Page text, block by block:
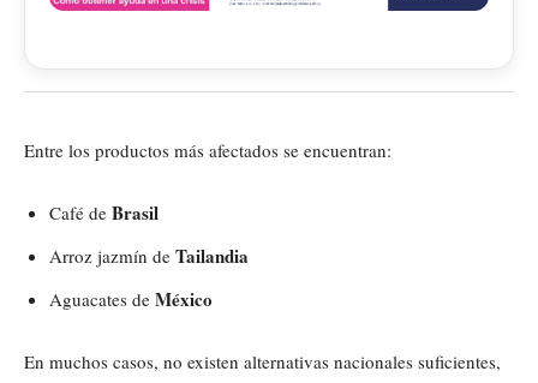
Entre los productos más afectados se encuentran:
Café de Brasil
Arroz jazmín de Tailandia
Aguacates de México
En muchos casos, no existen alternativas nacionales suficientes,